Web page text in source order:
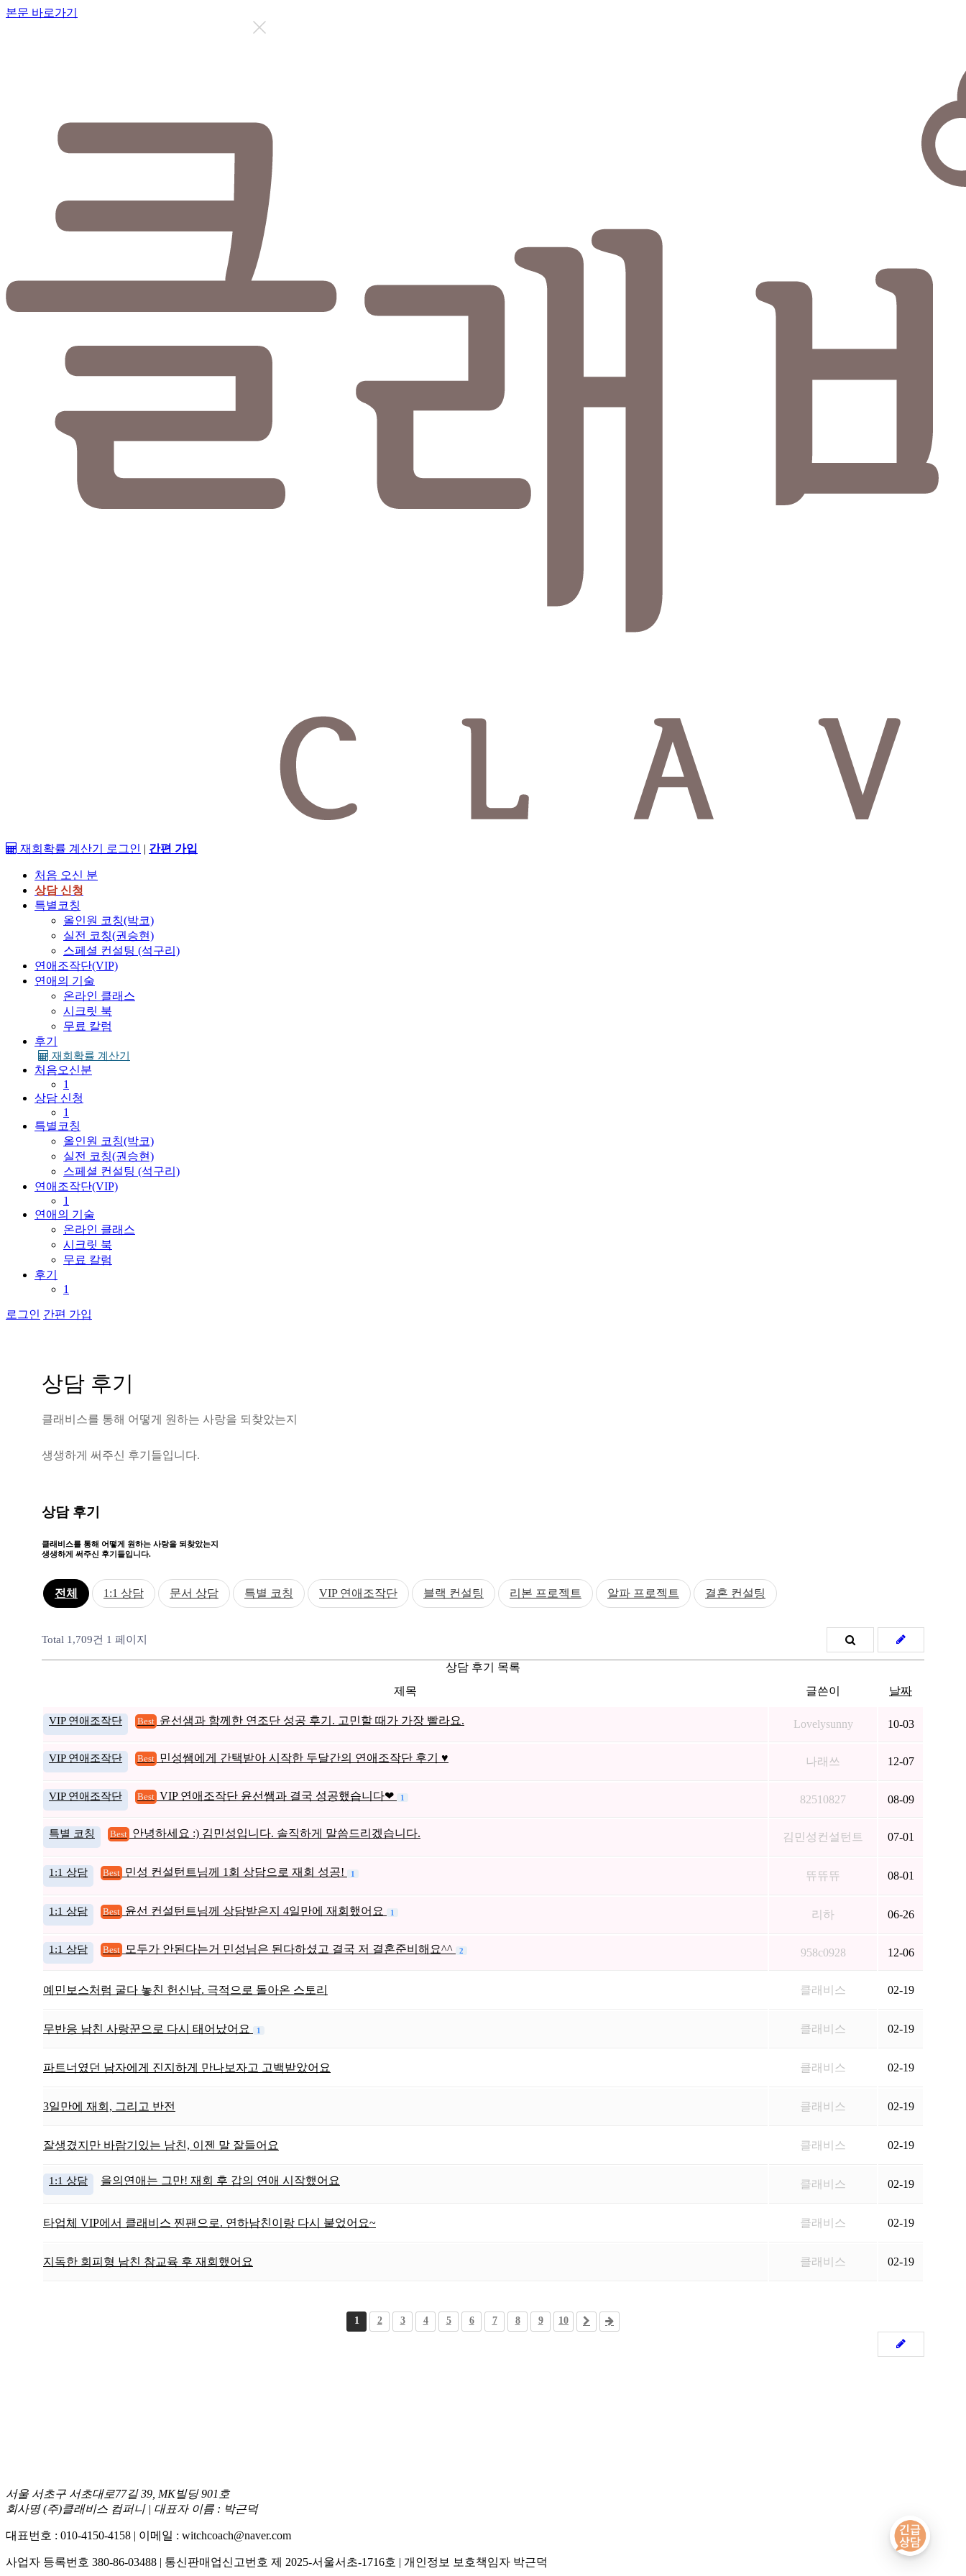
본문 바로가기
재회확률 계산기 로그인 | 간편 가입
처음 오신 분
상담 신청
특별코칭
올인원 코칭(박코)
실전 코칭(권승현)
스페셜 컨설팅 (석구리)
연애조작단(VIP)
연애의 기술
온라인 클래스
시크릿 북
무료 칼럼
후기
재회확률 계산기
처음오신분
1
상담 신청
1
특별코칭
올인원 코칭(박코)
실전 코칭(권승현)
스페셜 컨설팅 (석구리)
연애조작단(VIP)
1
연애의 기술
온라인 클래스
시크릿 북
무료 칼럼
후기
1
로그인 간편 가입
상담 후기
클래 비 스를 통해 어 떻게 원하는 사랑을 되 찾았는지
생생하게 써 주신 후기 들입니 다.
상담 후기
클래비스를 통해 어떻게 원하는 사랑을 되찾았는지
생생하게 써주신 후기들입니다.
전체 1:1 상담 문서 상담 특별 코칭 VIP 연애조작단 블랙 컨설팅 리본 프로젝트 알파 프로젝트 결혼 컨설팅
Total 1,709건 1 페이지
상담 후기 목록
제목
글쓴이 날짜
VIP 연애조작단 Best 윤선샘과 함께한 연조단 성공 후기. 고민할 때가 가장 빨라요. Lovelysunny 10-03
VIP 연애조작단 Best 민성쌤에게 간택받아 시작한 두달간의 연애조작단 후기 ♥ 나래쓰 12-07
VIP 연애조작단 Best VIP 연애조작단 윤선쌤과 결국 성공했습니다❤ 1 82510827 08-09
특별 코칭 Best 안녕하세요 :) 김민성입니다. 솔직하게 말씀드리겠습니다. 김민성컨설턴트 07-01
1:1 상담 Best 민성 컨설턴트님께 1회 상담으로 재회 성공! 1 뜌뜌뜌 08-01
1:1 상담 Best 윤선 컨설턴트님께 상담받은지 4일만에 재회했어요 1 리하 06-26
1:1 상담 Best 모두가 안된다는거 민성님은 된다하셨고 결국 저 결혼준비해요^^ 2 958c0928 12-06
예민보스처럼 굴다 놓친 헌신남. 극적으로 돌아온 스토리 클래비스 02-19
무반응 남친 사랑꾼으로 다시 태어났어요 1 클래비스 02-19
파트너였던 남자에게 진지하게 만나보자고 고백받았어요 클래비스 02-19
3일만에 재회, 그리고 반전 클래비스 02-19
잘생겼지만 바람기있는 남친, 이젠 말 잘들어요 클래비스 02-19
1:1 상담 을의연애는 그만! 재회 후 갑의 연애 시작했어요 클래비스 02-19
타업체 VIP에서 클래비스 찐팬으로. 연하남친이랑 다시 붙었어요~ 클래비스 02-19
지독한 회피형 남친 참교육 후 재회했어요 클래비스 02-19
1 2 3 4 5 6 7 8 9 10
서울 서초구 서초대로77길 39, MK빌딩 901호
회사명 (주)클래비스 컴퍼니 | 대표자 이름 : 박근덕
대표번호 : 010-4150-4158 | 이메일 : witchcoach@naver.com
사업자 등록번호 380-86-03488 | 통신판매업신고번호 제 2025-서울서초-1716호 | 개인정보 보호책임자 박근덕